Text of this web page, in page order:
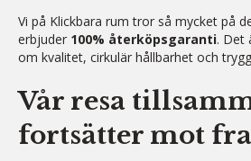
Vi på Klickbara rum tror så mycket på
erbjuder 100% återköpsgaranti. Det
om kvalitet, cirkulär hållbarhet och
Vår resa
fortsätter mot